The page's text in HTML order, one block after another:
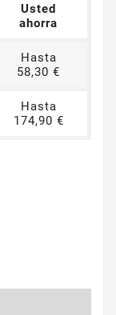
Usted
ahorra
Hasta
58,30 €
Hasta
174,90 €